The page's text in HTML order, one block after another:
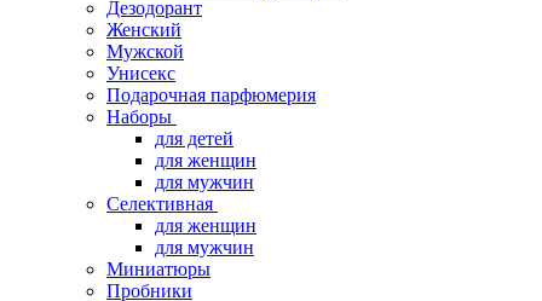
Дезодорант
Женский
Мужской
Унисекс
Подарочная парфюмерия
Наборы
для детей
для женщин
для мужчин
Селективная
для женщин
для мужчин
Миниатюры
Пробники